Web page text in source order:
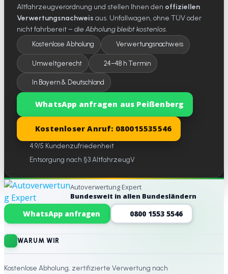
Altfahrzeugverordnung und stellen Ihnen den offiziellen
Verwertungsnachweis aus. Unfallwagen, ohne TÜV oder
nicht fahrbereit – die Abholung bleibt kostenlos.
Kostenlose Abholung Verwertungsnachweis
Umweltgerecht 24–48 h Termin
In Bayern & Deutschland
WhatsApp anfragen aus Peißenberg
Kostenloser Anruf: 080015535546
4.9/5 Kundenzufriedenheit
Entsorgung nach §3 AltfahrzeugV
Website-Footer
Autoverwertung Expert
Bundesweit in allen Bundesländern
WhatsApp anfragen 0800 1553 5546
WARUM WIR
Kostenlose Abholung, zertifizierte Verwertung nach